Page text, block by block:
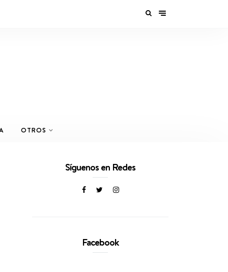
OTROS
Síguenos en Redes
Facebook